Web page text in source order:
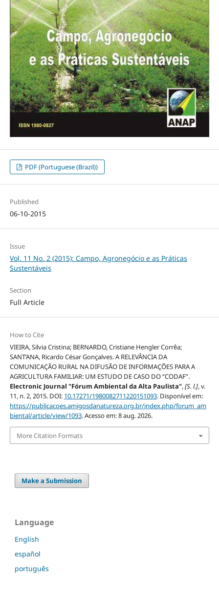
PDF (Portuguese (Brazil))
Published
06-10-2015
Issue
Vol. 11 No. 2 (2015): Campo, Agronegócio e as Práticas
Sustentáveis
Section
Full Article
How to Cite
VIEIRA, Silvia Cristina; BERNARDO, Cristiane Hengler Corrêa;
SANT’ANA, Ricardo César Gonçalves. A RELEVÂNCIA DA
COMUNICAÇÃO RURAL NA DIFUSÃO DE INFORMAÇÕES PARA A
AGRICULTURA FAMILIAR: UM ESTUDO DE CASO DO “CODAF”.
Electronic Journal "Fórum Ambiental da Alta Paulista",[S. l.], v.
11, n. 2, 2015. DOI: 10.17271/1980082711220151093. Disponível em:
https://publicacoes.amigosdanatureza.org.br/index.php/forum_am
biental/article/view/1093. Acesso em: 8 aug. 2026.
More Citation Formats
Make a Submission
Language
English
español
português